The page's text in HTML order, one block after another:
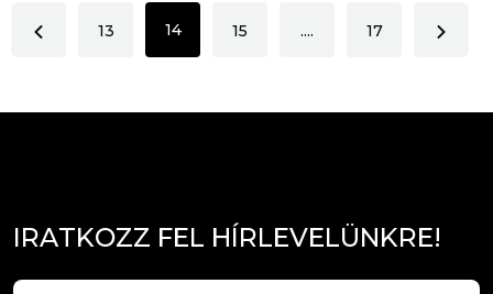
13 14 15 .... 17
IRATKOZZ FEL HÍRLEVELÜNKRE!